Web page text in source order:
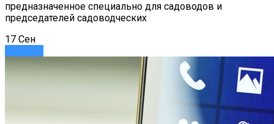
предназначенное специально для садоводов и
председателей садоводческих
17 Сен